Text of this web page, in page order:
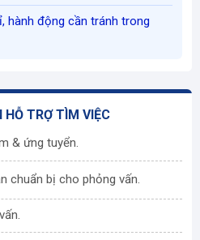
hành động cần tránh trong
HỖ TRỢ TÌM VIỆC
& ứng tuyển.
chuẩn bị cho phỏng vấn.